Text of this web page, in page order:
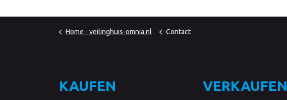
Home - veilinghuis-omnia.nl Contact
KAUFEN VERKAUFEN